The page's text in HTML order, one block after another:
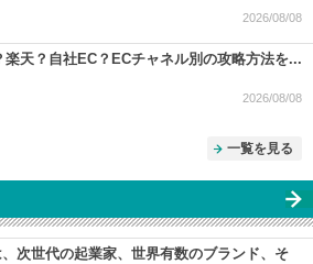
2026/08/08
天？自社EC？ECチャネル別の攻略方法を...
2026/08/08
一覧を見る
次世代の起業家、世界有数のブランド、そ